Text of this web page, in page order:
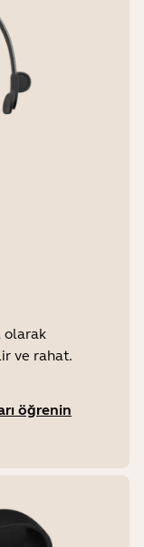
olarak
ve rahat.
öğrenin